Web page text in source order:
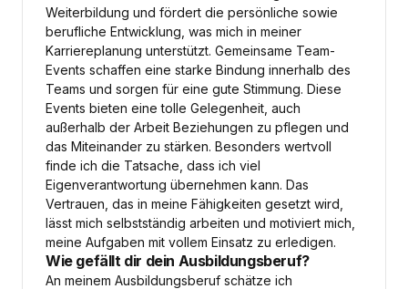
Weiterbildung und fördert die persönliche sowie
berufliche Entwicklung, was mich in meiner
Karriereplanung unterstützt. Gemeinsame Team-
Events schaffen eine starke Bindung innerhalb des
Teams und sorgen für eine gute Stimmung. Diese
Events bieten eine tolle Gelegenheit, auch
außerhalb der Arbeit Beziehungen zu pflegen und
das Miteinander zu stärken. Besonders wertvoll
finde ich die Tatsache, dass ich viel
Eigenverantwortung übernehmen kann. Das
Vertrauen, das in meine Fähigkeiten gesetzt wird,
lässt mich selbstständig arbeiten und motiviert mich,
meine Aufgaben mit vollem Einsatz zu erledigen.
Wie gefällt dir dein Ausbildungsberuf?
An meinem Ausbildungsberuf schätze ich